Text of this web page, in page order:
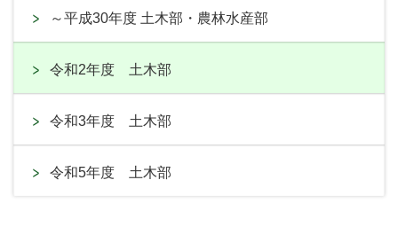
～平成30年度 土木部・農林水産部
令和2年度 土木部
令和3年度 土木部
令和5年度 土木部